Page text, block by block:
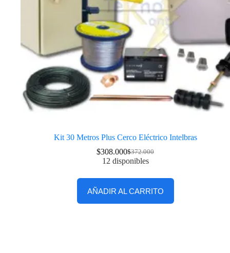
Kit 30 Metros Plus Cerco Eléctrico Intelbras
$372.000
$308.000
12 disponibles
AÑADIR AL CARRITO